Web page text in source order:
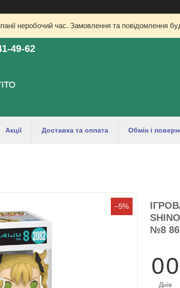
неробочий час. Замовлення та повідомлення
49-62
Акції Доставка та оплата Обмін і
–5%
№8
00
Днів